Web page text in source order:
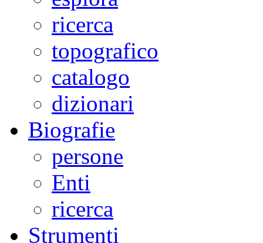
ricerca
topografico
catalogo
dizionari
Biografie
persone
Enti
ricerca
Strumenti